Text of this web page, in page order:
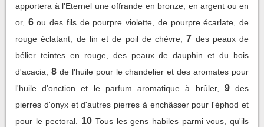
apportera à l'Eternel une offrande en bronze, en argent ou en
or, 6 ou des fils de pourpre violette, de pourpre écarlate, de
rouge éclatant, de lin et de poil de chèvre,
7 des peaux de
bélier teintes en rouge, des peaux de dauphin et du bois
d'acacia,
8 de l'huile pour le chandelier et des aromates pour
l'huile d'onction et le parfum aromatique à brûler,
9 des
pierres d'onyx et d'autres pierres à enchâsser pour l'éphod et
pour le pectoral.
10 Tous les gens habiles parmi vous, qu'ils